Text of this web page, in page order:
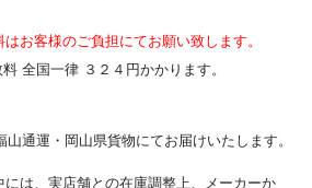
お客様のご負担にてお願い致します。
全国一律 ３２４円かかります。
通運・岡山県貨物にてお届けいたします。
には、実店舗との在庫調整上、メーカーか